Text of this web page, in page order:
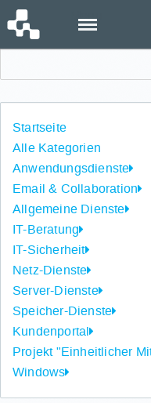
Startseite
Alle Kategorien
Anwendungsdienste
Email & Collaboration
Allgemeine Dienste
IT-Beratung
IT-Sicherheit
Netz-Dienste
Server-Dienste
Speicher-Dienste
Kundenportal
Projekt "Einheitlicher
Windows